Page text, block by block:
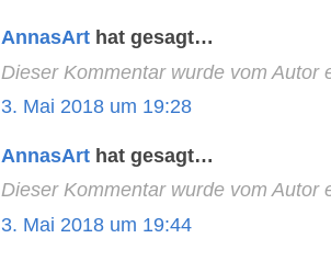
AnnasArt hat gesagt…
Dieser Kommentar wurde vom Autor
3. Mai 2018 um 19:28
AnnasArt hat gesagt…
Dieser Kommentar wurde vom Autor
3. Mai 2018 um 19:44